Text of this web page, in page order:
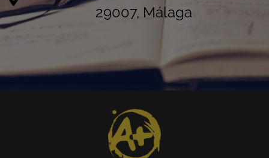
29007, Málaga